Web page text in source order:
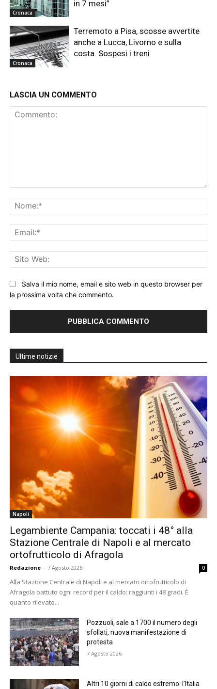
Cronaca
in 7 mesi”
Cronaca
Terremoto a Pisa, scosse avvertite
anche a Lucca, Livorno e sulla
costa. Sospesi i treni
LASCIA UN COMMENTO
Salva il mio nome, email e sito web in questo browser per
la prossima volta che commento.
Ultime notizie
Napoli
Legambiente Campania: toccati i 48° alla
Stazione Centrale di Napoli e al mercato
ortofrutticolo di Afragola
Redazione - 7 Agosto 2026 0
Alla Stazione Centrale di Napoli e al mercato ortofrutticolo di
Afragola battuto ogni record per il caldo: raggiunti i 48 gradi. È
quanto rilevato...
Pozzuoli, sale a 1700 il numero degli
sfollati, nuova manifestazione di
protesta
7 Agosto 2026
Altri 10 giorni di caldo estremo: l’Italia